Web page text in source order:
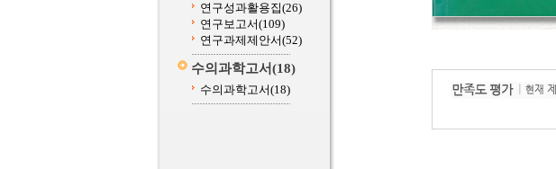
연구성과활용집(26)
연구보고서(109)
연구과제제안서(52)
수의과학고서(18)
수의과학고서(18)